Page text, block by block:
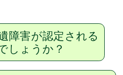
障害が認定される
しょうか？